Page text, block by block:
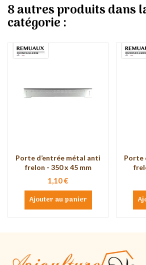
8 autres produits dans
catégorie :
Porte d’entrée métal anti
frelon - 350 x 45 mm
1,10 €
Ajouter au panier
Porte